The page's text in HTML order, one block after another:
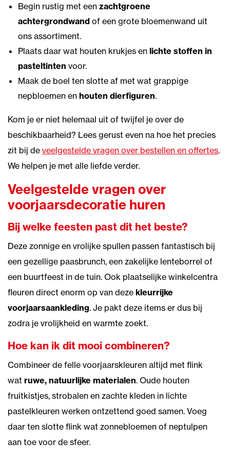
Begin rustig met een zachtgroene
achtergrondwand of een grote bloemenwand uit
ons assortiment.
Plaats daar wat houten krukjes en lichte stoffen in
pasteltinten voor.
Maak de boel ten slotte af met wat grappige
nepbloemen en houten dierfiguren.
Kom je er niet helemaal uit of twijfel je over de
beschikbaarheid? Lees gerust even na hoe het precies
zit bij de veelgestelde vragen over bestellen en offertes.
We helpen je met alle liefde verder.
Veelgestelde vragen over
voorjaarsdecoratie huren
Bij welke feesten past dit het beste?
Deze zonnige en vrolijke spullen passen fantastisch bij
een gezellige paasbrunch, een zakelijke lenteborrel of
een buurtfeest in de tuin. Ook plaatselijke winkelcentra
fleuren direct enorm op van deze kleurrijke
voorjaarsaankleding. Je pakt deze items er dus bij
zodra je vrolijkheid en warmte zoekt.
Hoe kan ik dit mooi combineren?
Combineer de felle voorjaarskleuren altijd met flink
wat ruwe, natuurlijke materialen. Oude houten
fruitkistjes, strobalen en zachte kleden in lichte
pastelkleuren werken ontzettend goed samen. Voeg
daar ten slotte flink wat zonnebloemen of neptulpen
aan toe voor de sfeer.